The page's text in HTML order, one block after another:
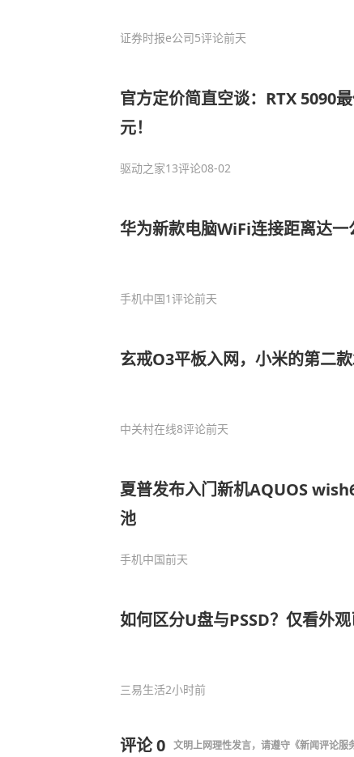
证券时报e公司5评论前天
官方定价简直空谈：RTX 5090
元！
驱动之家13评论08-02
华为新款电脑WiFi连接距离达
手机中国1评论前天
玄戒O3平板入网，小米的第二
中关村在线8评论前天
夏普发布入门新机AQUOS
池
手机中国前天
如何区分U盘与PSSD？仅看外
三易生活2小时前
评论0 文明上网理性发言，请遵守 《新闻评论服